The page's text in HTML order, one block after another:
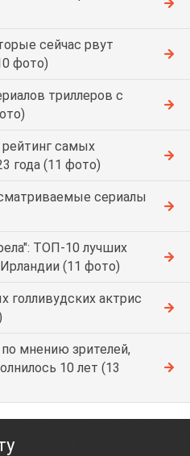
сейчас рвут
фото)
триллеров с
рейтинг самых
года (11 фото)
сериалы
ТОП-10 лучших
(11 фото)
голливудских актрис
мнению зрителей,
10 лет (13